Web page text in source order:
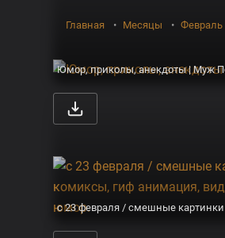
Главная Месяцы Февраль
Юмор, приколы, анекдоты | Муж